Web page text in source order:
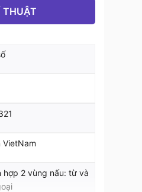
THUẬT
VietNam
hợp 2 vùng nấu: từ và